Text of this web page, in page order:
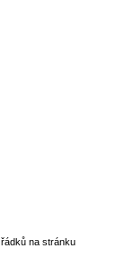
řádků na stránku